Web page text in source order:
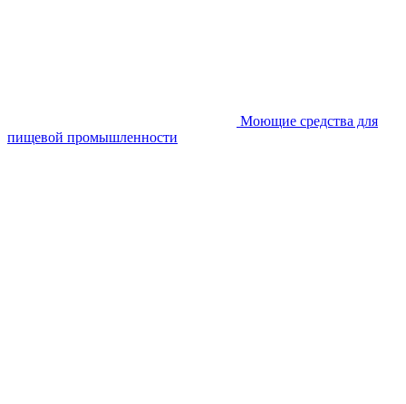
Моющие средства для
пищевой промышленности